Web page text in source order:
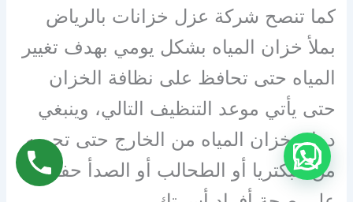
كما تنصح شركة عزل خزانات بالرياض
بملأ خزان المياه بشكل يومي بهدف تغيير
المياه حتى تحافظ على نظافة الخزان
حتى يأتي موعد التنظيف التالي، وينبغي
دهان خزان المياه من الخارج حتى تحميه
من البكتريا أو الطحالب أو الصدأ حفاظا